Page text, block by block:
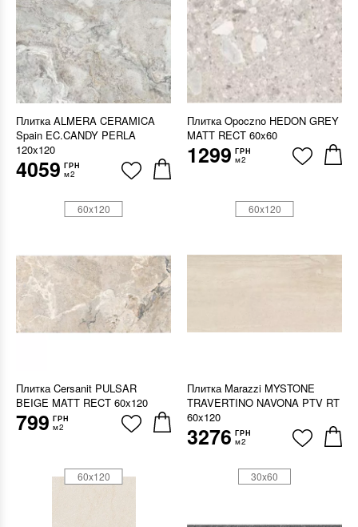
Плитка ALMERA CERAMICA
Spain EC.CANDY PERLA
120x120
4059 ГРН
м2
Плитка Opoczno HEDON GREY
MATT RECT 60x60
1299 ГРН
м2
Плитка Cersanit PULSAR
BEIGE MATT RECT 60x120
799 ГРН
м2
60x120
Плитка Marazzi MYSTONE
TRAVERTINO NAVONA PTV RT
60x120
3276 ГРН
м2
60x120
60x120 30x60